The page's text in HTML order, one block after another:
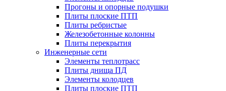
Прогоны и опорные подушки
Плиты плоские ПТП
Плиты ребристые
Железобетонные колонны
Плиты перекрытия
Инженерные сети
Элементы теплотрасс
Плиты днища ПД
Элементы колодцев
Плиты плоские ПТП